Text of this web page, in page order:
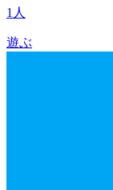
1人
遊ぶ